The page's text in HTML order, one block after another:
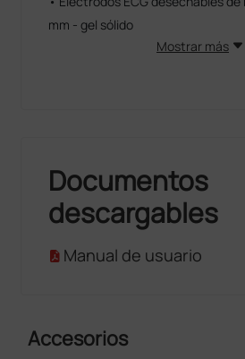
mm - gel sólido
Mostrar más
Documentos
descargables
Manual de usuario
Accesorios